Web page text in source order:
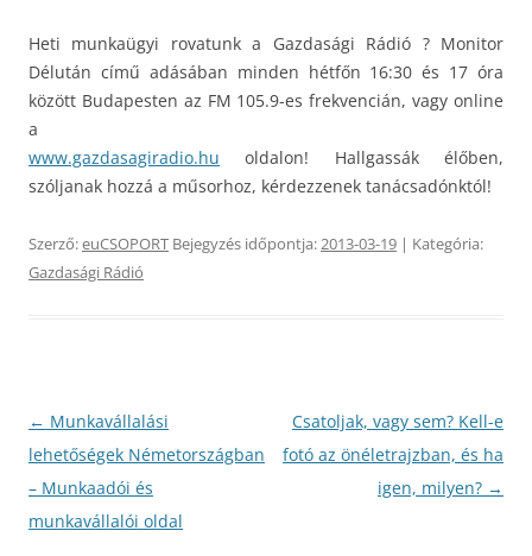
Heti munkaügyi rovatunk a Gazdasági Rádió ? Monitor
Délután című adásában minden hétfőn 16:30 és 17 óra
között Budapesten az FM 105.9-es frekvencián, vagy online
a
www.gazdasagiradio.hu oldalon! Hallgassák élőben,
szóljanak hozzá a műsorhoz, kérdezzenek tanácsadónktól!
Szerző:euCSOPORT Bejegyzés időpontja:2013-03-19 | Kategória:
Gazdasági Rádió
Bejegyzés
navigáció
← Munkavállalási
lehetőségek Németországban
– Munkaadói és
munkavállalói oldal
Csatoljak, vagy sem? Kell-e
fotó az önéletrajzban, és ha
igen, milyen? →